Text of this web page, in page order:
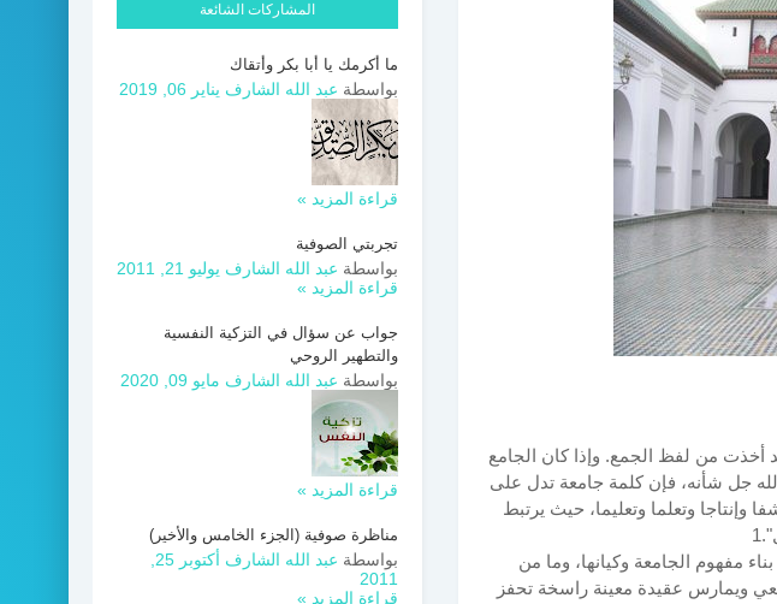
أخذت من لفظ الجمع. وإذا كان الجامع
جل شأنه، فإن كلمة جامعة تدل على
وإنتاجا وتعلما وتعليما، حيث يرتبط
مفهوم الجامعة وكيانها، وما من
ويمارس عقيدة معينة راسخة تحفز
المشاركات الشائعة
ما أكرمك يا أبا بكر وأتقاك
بواسطة عبد الله الشارف يناير 06, 2019
قراءة المزيد »
تجربتي الصوفية
بواسطة عبد الله الشارف يوليو 21, 2011
قراءة المزيد »
جواب عن سؤال في التزكية النفسية
والتطهير الروحي
بواسطة عبد الله الشارف مايو 09, 2020
قراءة المزيد »
مناظرة صوفية (الجزء الخامس والأخير)
بواسطة عبد الله الشارف
2011
قراءة المزيد »